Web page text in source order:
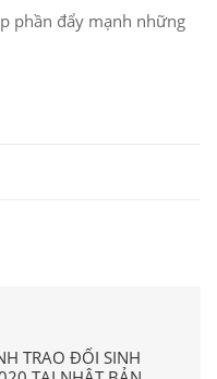
phần đẩy mạnh những
TRAO ĐỔI SINH